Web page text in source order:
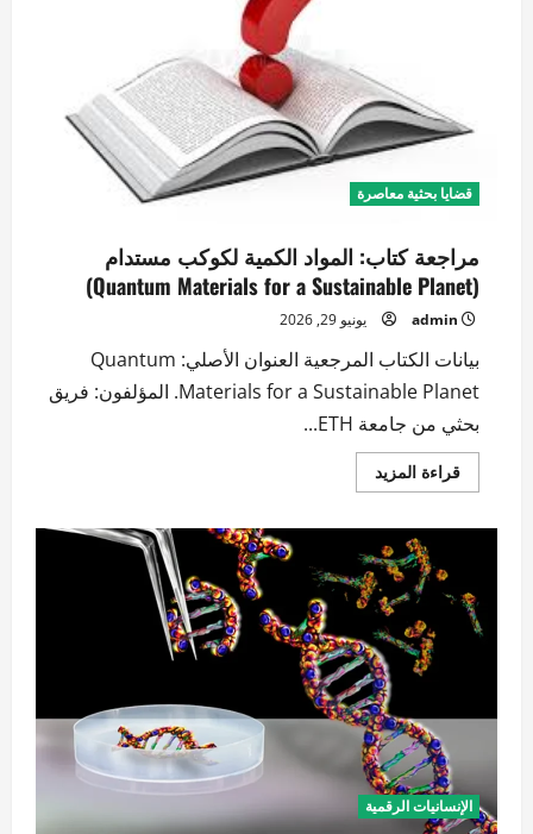
قضايا بحثية معاصرة
مراجعة كتاب: المواد الكمية لكوكب مستدام
(Quantum Materials for a Sustainable Planet)
admin يونيو 29, 2026
بيانات الكتاب المرجعية العنوان الأصلي: Quantum
Materials for a Sustainable Planet. المؤلفون: فريق
بحثي من جامعة ETH...
قراءة المزيداقرأ
المزيد
المواد
الكمية
لكوكب
مستدام
(Quantum
Materials
for
a
Sustainable
Planet)
الإنسانيات الرقمية